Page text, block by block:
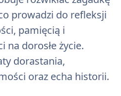
prowadzi do refleksji
pamięcią i
na dorosłe życie.
dorastania,
oraz echa historii.